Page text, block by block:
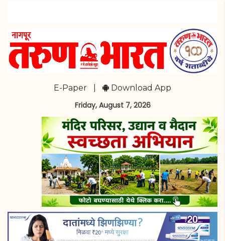
E-Paper Download App
Friday, August 7, 2026